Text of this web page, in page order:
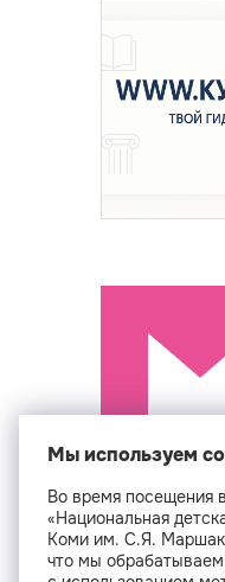
Мы используем
Во время посещения
«Национальная
Коми им. С.Я.
что мы